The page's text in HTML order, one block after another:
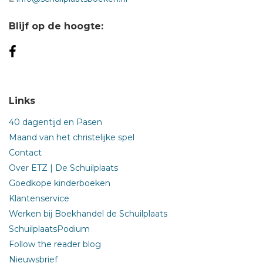
moderne Rusland in zijn volle, huiveringwekkende glorie.
Belton laat geen middel onbeproefd in haar uiteenzetting
over hoe de Russische president en zijn 'mannen' het
grootste land ter wereld domineren, en hoe ze zover zijn
Blijf op de hoogte:
Links
40 dagentijd en Pasen
Maand van het christelijke spel
Contact
Over ETZ | De Schuilplaats
Goedkope kinderboeken
Klantenservice
Werken bij Boekhandel de Schuilplaats
SchuilplaatsPodium
Follow the reader blog
Nieuwsbrief